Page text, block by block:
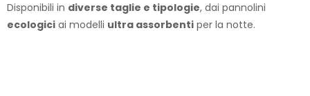
Disponibili in diverse taglie e tipologie, dai pannolini
ecologici ai modelli ultra assorbenti per la notte.